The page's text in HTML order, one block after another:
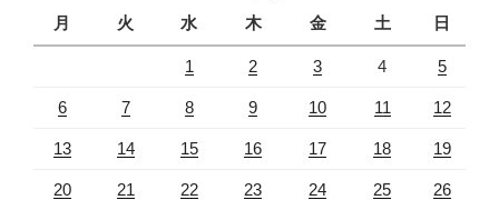
月
火 水 木 金 土 日
1 2 3 4 5
6 7 8 9 10 11 12
13 14 15 16 17 18 19
20 21 22 23 24 25 26